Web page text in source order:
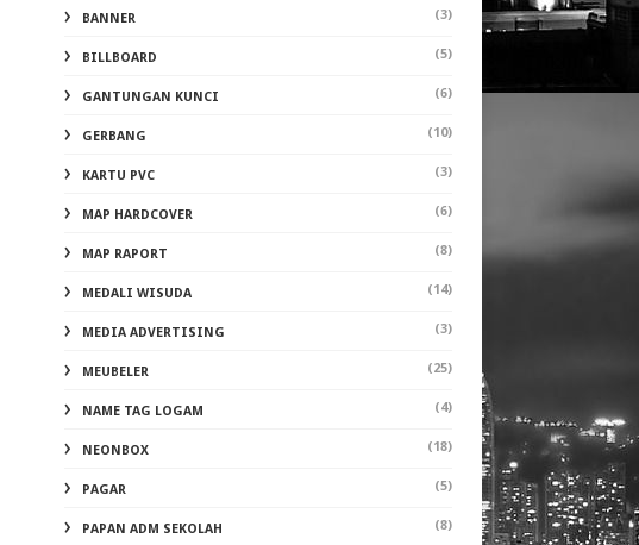
BANNER (3)
BILLBOARD (5)
GANTUNGAN KUNCI (6)
GERBANG (10)
KARTU PVC (3)
MAP HARDCOVER (6)
MAP RAPORT (8)
MEDALI WISUDA (14)
MEDIA ADVERTISING (3)
MEUBELER (25)
NAME TAG LOGAM (4)
NEONBOX (18)
PAGAR (5)
PAPAN ADM SEKOLAH (8)